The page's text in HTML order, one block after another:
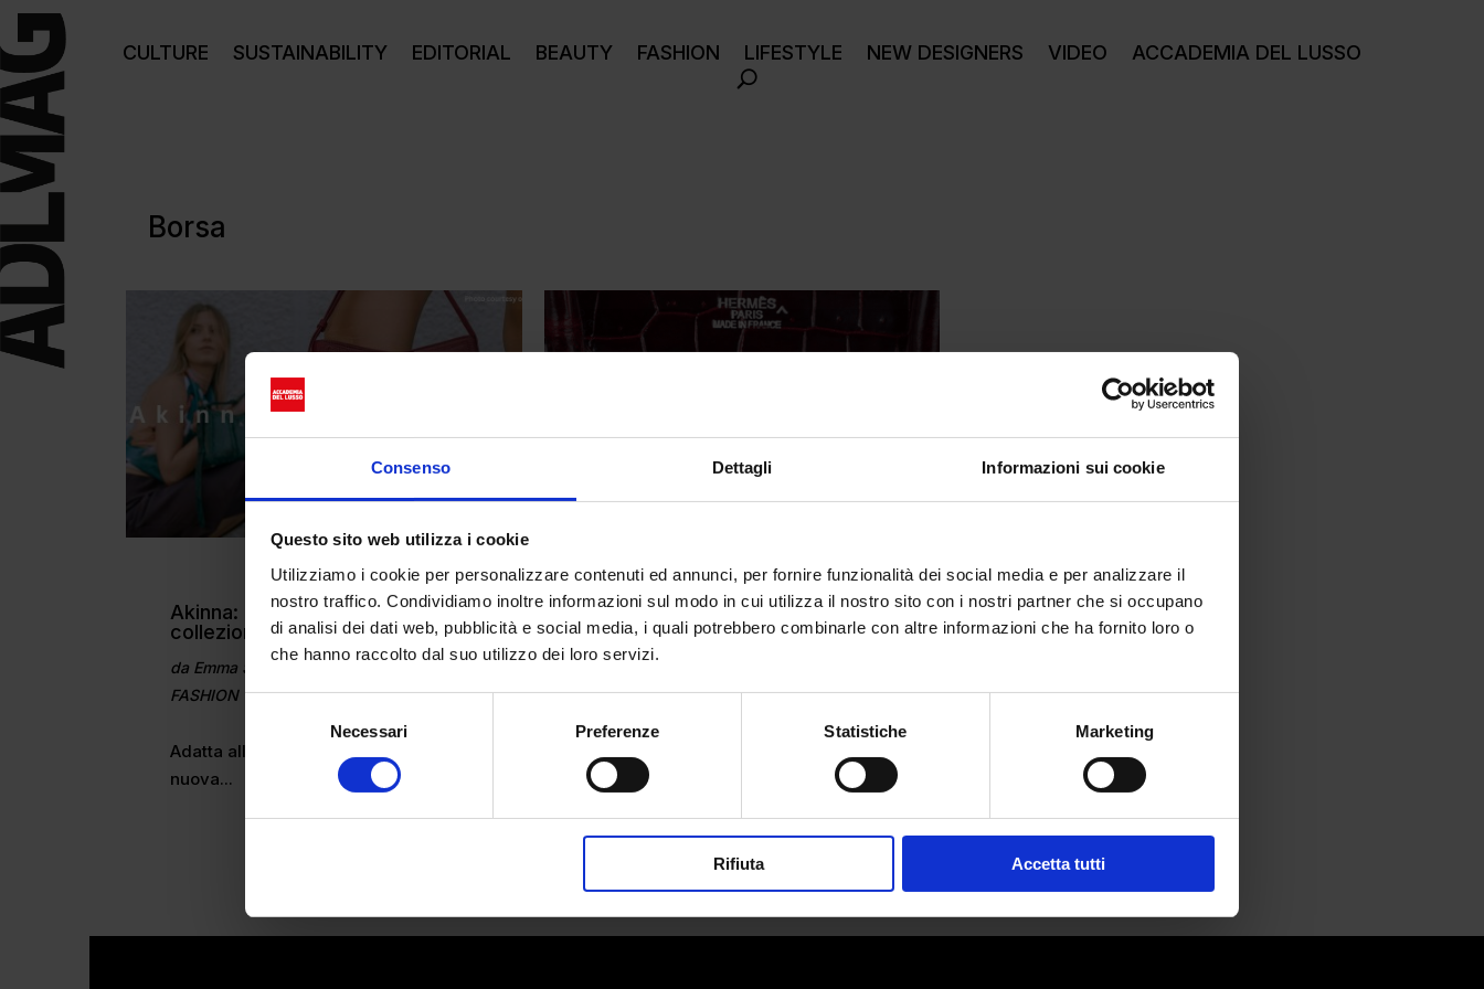
Consenso Dettagli Informazioni sui cookie
Questo sito web utilizza i cookie
Utilizziamo i cookie per personalizzare contenuti ed annunci, per fornire funzionalità dei social media e per analizzare il
nostro traffico. Condividiamo inoltre informazioni sul modo in cui utilizza il nostro sito con i nostri partner che si occupano
di analisi dei dati web, pubblicità e social media, i quali potrebbero combinarle con altre informazioni che ha fornito loro o
che hanno raccolto dal suo utilizzo dei loro servizi.
consenso
Necessari Preferenze Statistiche Marketing
Rifiuta Accetta tutti
CULTURE SUSTAINABILITY EDITORIAL BEAUTY FASHION LIFESTYLE NEW DESIGNERS VIDEO ACCADEMIA DEL LUSSO
Borsa
Akinna: è arrivata la nuova
collezione Tutti Frutti
da Emma Sabatini
FASHION
Adatta alle lunghe giornate estive, la
nuova...
Hermès: come ottenere una
birkin e perchè è “illegale”
LIFESTYLE
possono...